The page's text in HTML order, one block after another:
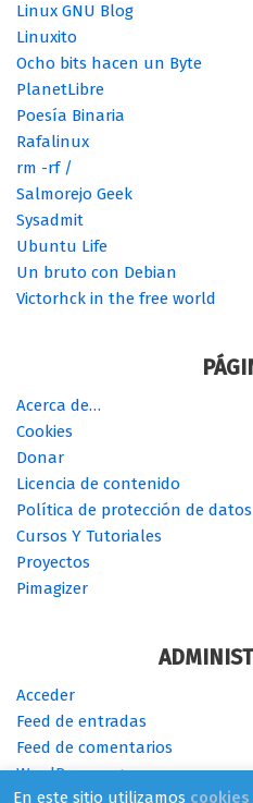
Linux GNU Blog
Linuxito
Ocho bits hacen un Byte
PlanetLibre
Poesía Binaria
Rafalinux
rm -rf /
Salmorejo Geek
Sysadmit
Ubuntu Life
Un bruto con Debian
Victorhck in the free world
Acerca de…
Cookies
Donar
Licencia de contenido
Política de protección de datos
Cursos Y Tutoriales
Proyectos
Pimagizer
Acceder
Feed de entradas
Feed de comentarios
WordPress.org
En este sitio utilizamos cookies